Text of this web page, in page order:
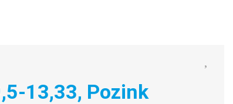
13,33, Pozink